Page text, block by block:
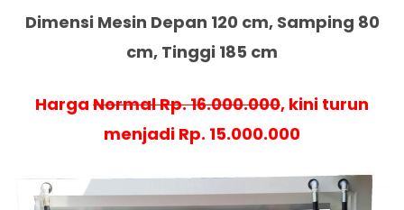
Dimensi Mesin Depan 120 cm, Samping 80
cm, Tinggi 185 cm
Harga Normal Rp. 16.000.000, kini turun
menjadi Rp. 15.000.000